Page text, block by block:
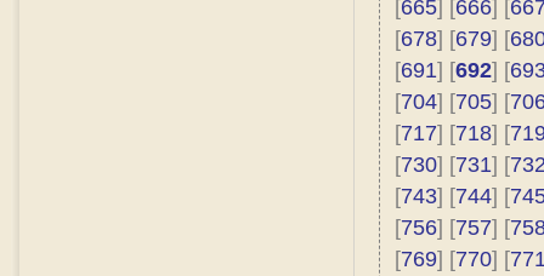
[665] [666] [
[678] [679] [
[691] [692] [
[704] [705] [
[717] [718] [
[730] [731] [
[743] [744] [
[756] [757] [
[769] [770] [